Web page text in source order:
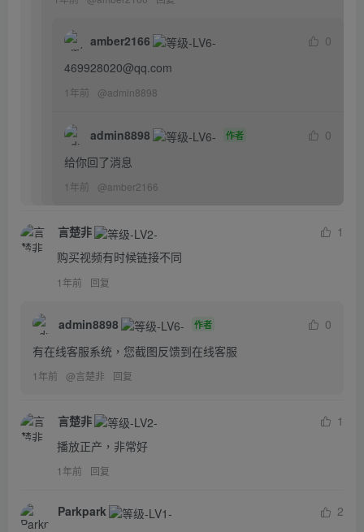
amber2166
0
469928020@qq.com
1年前 @admin8898
admin8898 作者
0
给你回了消息
1年前 @amber2166
言楚非
1
购买视频有时候链接不同
1年前 回复
admin8898 作者
0
有在线客服系统，您截图反馈到在线客服
1年前 @言楚非 回复
言楚非
1
播放正产，非常好
1年前 回复
Parkpark
2